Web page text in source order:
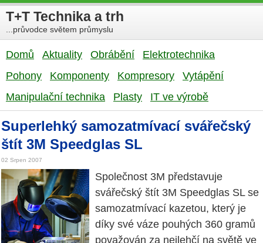
T+T Technika a trh
...průvodce světem průmyslu
Domů Aktuality Obrábění
Elektrotechnika
Pohony
Komponenty Kompresory
Vytápění
Manipulační technika
Plasty IT ve výrobě
Superlehký samozatmívací svářečský
štít 3M Speedglas SL
02 Srpen 2007
Společnost 3M představuje
svářečský štít 3M Speedglas SL se
samozatmívací kazetou, který je
díky své váze pouhých 360 gramů
považován za nejlehčí na světě ve